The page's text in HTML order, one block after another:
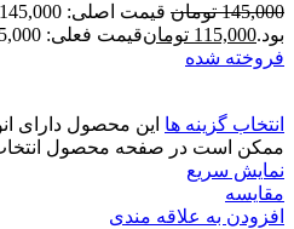
145,000 تومان
بود.115,000 تومانقیمت فعلی: 115,000 تومان.
فروخته شده
انتخاب گزینه ها این محصول دارای
ممکن است در صفحه محصول
نمایش سریع
مقايسه
افزودن به علاقه مندی